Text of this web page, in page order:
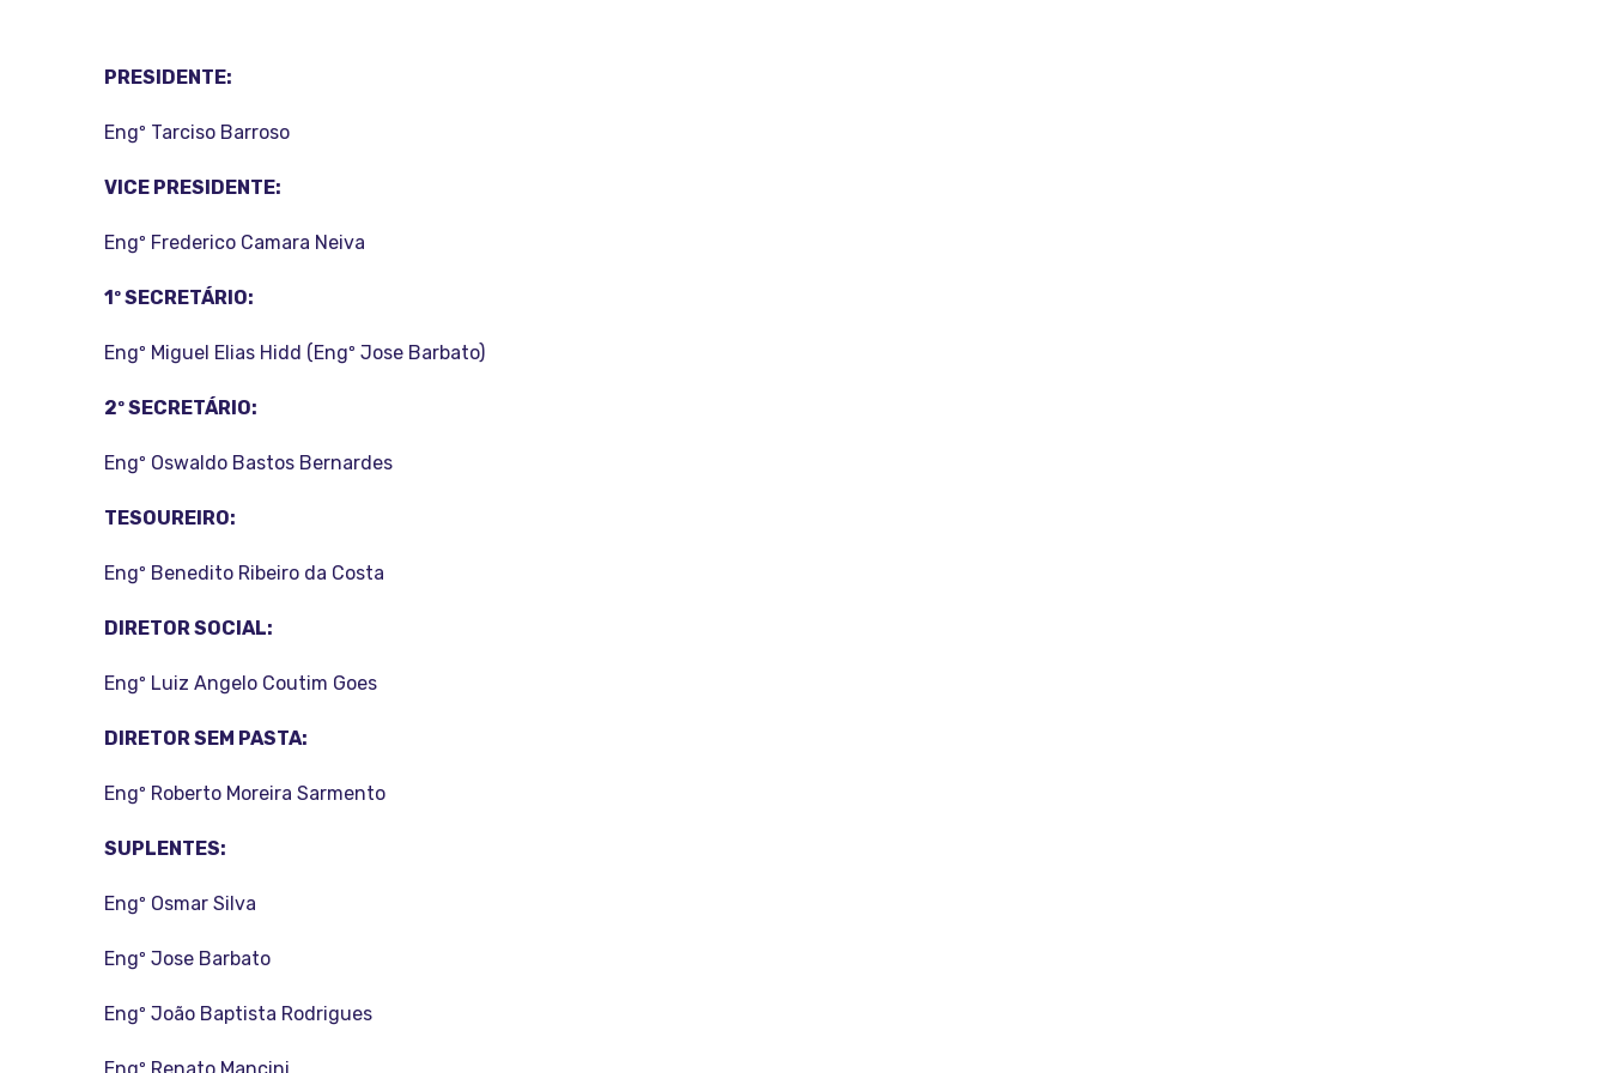
PRESIDENTE:
Engº Tarciso Barroso
VICE PRESIDENTE:
Engº Frederico Camara Neiva
1º SECRETÁRIO:
Engº Miguel Elias Hidd (Engº Jose Barbato)
2º SECRETÁRIO:
Engº Oswaldo Bastos Bernardes
TESOUREIRO:
Engº Benedito Ribeiro da Costa
DIRETOR SOCIAL:
Engº Luiz Angelo Coutim Goes
DIRETOR SEM PASTA:
Engº Roberto Moreira Sarmento
SUPLENTES:
Engº Osmar Silva
Engº Jose Barbato
Engº João Baptista Rodrigues